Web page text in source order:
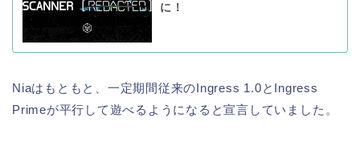
に！
Niaはもともと、一定期間従来のIngress 1.0とIngress
Primeが平行して遊べるようになると宣言していました。